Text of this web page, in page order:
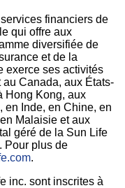
financiers de
qui offre aux
diversifiée de
et de la
exerce ses activités
au Canada, aux États-
Hong Kong, aux
en Inde, en Chine, en
Malaisie et aux
géré de la Sun Life
Pour plus de
.
inc. sont inscrites à